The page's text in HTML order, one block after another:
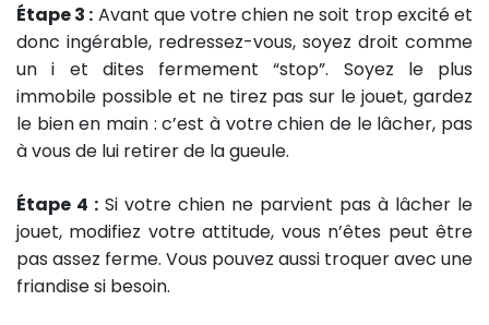
Étape 3 : Avant que votre chien ne soit trop excité et
donc ingérable, redressez-vous, soyez droit comme
un i et dites fermement “stop”. Soyez le plus
immobile possible et ne tirez pas sur le jouet, gardez
le bien en main : c’est à votre chien de le lâcher, pas
à vous de lui retirer de la gueule.
Étape 4 : Si votre chien ne parvient pas à lâcher le
jouet, modifiez votre attitude, vous n’êtes peut être
pas assez ferme. Vous pouvez aussi troquer avec une
friandise si besoin.